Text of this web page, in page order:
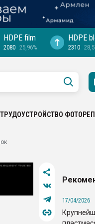
HDPE film
2080 25,96%
HDPE
2310
ТРУДОУСТРОЙСТВО
17/04/2026